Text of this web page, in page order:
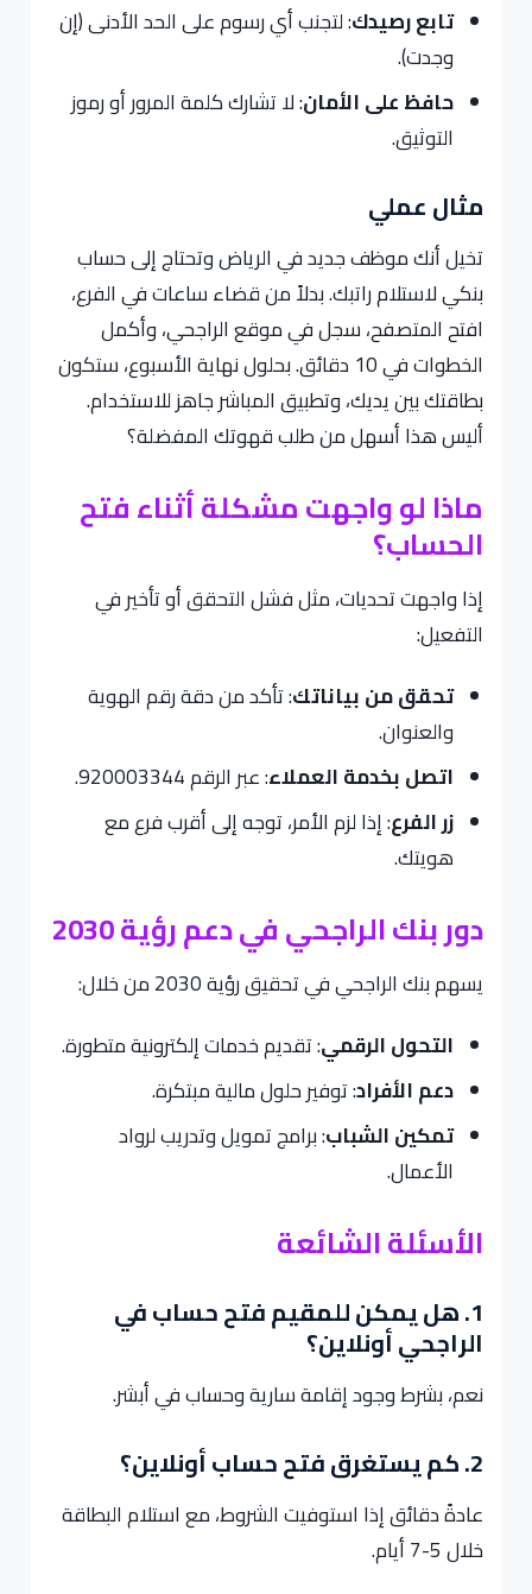
تابع رصيدك: لتجنب أي رسوم على الحد الأدنى (إن
وجدت).
حافظ على الأمان: لا تشارك كلمة المرور أو رموز
التوثيق.
مثال عملي
تخيل أنك موظف جديد في الرياض وتحتاج إلى حساب
بنكي لاستلام راتبك. بدلاً من قضاء ساعات في الفرع،
افتح المتصفح، سجل في موقع الراجحي، وأكمل
الخطوات في 10 دقائق. بحلول نهاية الأسبوع، ستكون
بطاقتك بين يديك، وتطبيق المباشر جاهز للاستخدام.
أليس هذا أسهل من طلب قهوتك المفضلة؟
ماذا لو واجهت مشكلة أثناء فتح
الحساب؟
إذا واجهت تحديات، مثل فشل التحقق أو تأخير في
التفعيل:
تحقق من بياناتك: تأكد من دقة رقم الهوية
والعنوان.
اتصل بخدمة العملاء: عبر الرقم 920003344.
زر الفرع: إذا لزم الأمر، توجه إلى أقرب فرع مع
هويتك.
دور بنك الراجحي في دعم رؤية 2030
يسهم بنك الراجحي في تحقيق رؤية 2030 من خلال:
التحول الرقمي: تقديم خدمات إلكترونية متطورة.
دعم الأفراد: توفير حلول مالية مبتكرة.
تمكين الشباب: برامج تمويل وتدريب لرواد
الأعمال.
الأسئلة الشائعة
1. هل يمكن للمقيم فتح حساب في
الراجحي أونلاين؟
نعم، بشرط وجود إقامة سارية وحساب في أبشر.
2. كم يستغرق فتح حساب أونلاين؟
عادةً دقائق إذا استوفيت الشروط، مع استلام البطاقة
خلال 5-7 أيام.